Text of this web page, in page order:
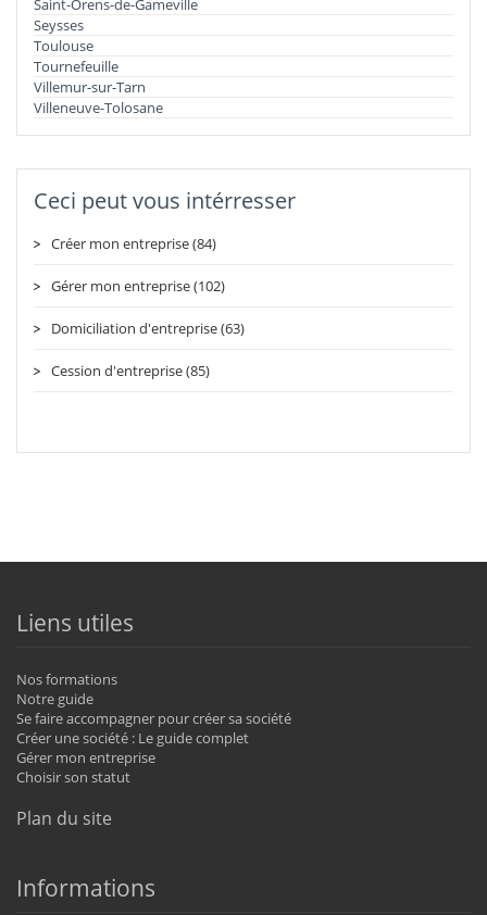
Saint-Orens-de-Gameville
Seysses
Toulouse
Tournefeuille
Villemur-sur-Tarn
Villeneuve-Tolosane
Ceci peut vous intérresser
Créer mon entreprise (84)
Gérer mon entreprise (102)
Domiciliation d'entreprise (63)
Cession d'entreprise (85)
Liens utiles
Nos formations
Notre guide
Se faire accompagner pour créer sa société
Créer une société : Le guide complet
Gérer mon entreprise
Choisir son statut
Plan du site
Informations